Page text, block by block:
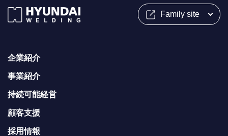
Family site
企業紹介
事業紹介
持続可能経営
顧客支援
採用情報